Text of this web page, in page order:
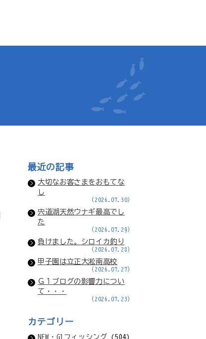
最近の記事
大切なお客さまをおもてな
し
(2026.07.30)
宍道湖天然ウナギ最高でし
た
(2026.07.29)
負けました。シロイカ釣り
(2026.07.28)
甲子園は立正大淞南高校
(2026.07.27)
Ｇ１ブログの影響力につい
て・・・
(2026.07.23)
カテゴリー
NEW・G1フィッシング(504)